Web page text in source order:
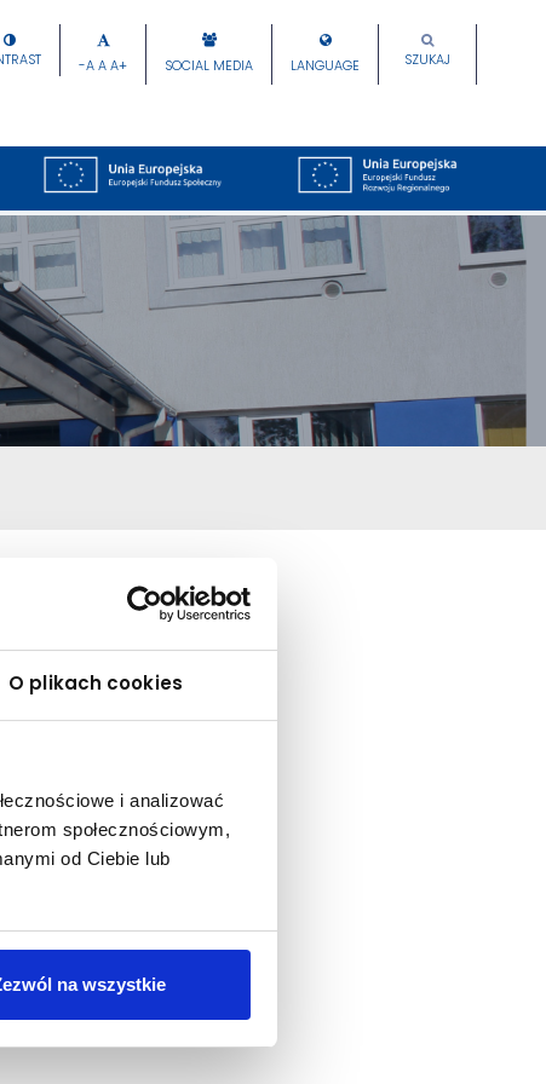
O plikach cookies
i analizować
społecznościowym,
od Ciebie lub
na wszystkie
-A A A+ SOCIAL MEDIA LANGUAGE SZUKAJ